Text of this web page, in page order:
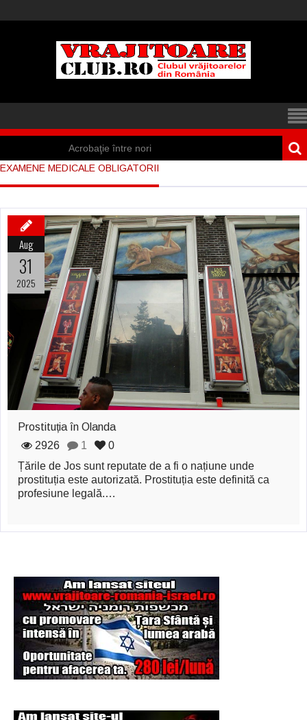
Acrobaţie între nori
Iisus a apărut într-
Marea vânătoare
de vrăjitoare din
Suedia
Vrăjitoare
zburătoare în Mexic
Magia în Thailanda
Madona lacrimilor
din Siracusa
Uimitoarea viaţă a
Teresei Neumann
Derba, un oraş
regele Arthur
Şi-a vândut soţia
pentru un ritual de
magie neagră
EXAMENE MEDICALE OBLIGATORII
Aug
31
2025
Prostituția în Olanda
2926
1
0
Țările de Jos sunt reputate de a fi o națiune unde
prostituția este autorizată. Prostituția este definită ca
profesiune legală.…